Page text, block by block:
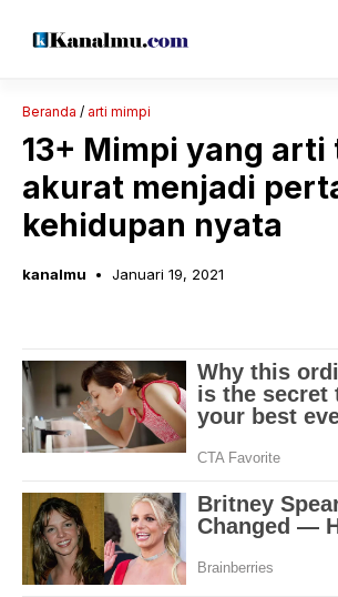
Beranda / arti mimpi
13+ Mimpi yang
akurat menjadi
kehidupan nyata
kanalmu Januari 19, 2021